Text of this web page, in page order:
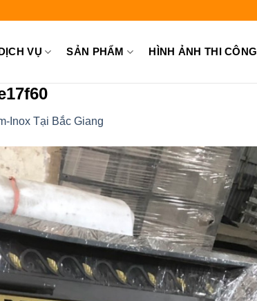
được tư vấn: 0962.744.448 - 0931.725.999
VỤ SẢN PHẨM HÌNH ẢNH THI CÔNG
Inox Tại Bắc Giang